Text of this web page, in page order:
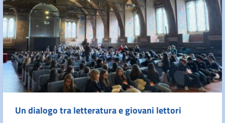
Un dialogo tra letteratura e giovani lettori